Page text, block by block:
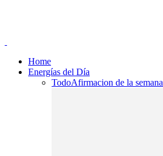
Home
Energías del Día
TodoAfirmacion de la semana